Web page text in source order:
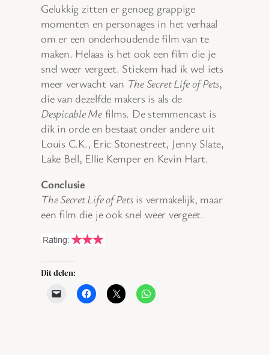
Gelukkig zitten er genoeg grappige
momenten en personages in het verhaal
om er een onderhoudende film van te
maken. Helaas is het ook een film die je
snel weer vergeet. Stiekem had ik wel iets
meer verwacht van The Secret Life of Pets,
die van dezelfde makers is als de
Despicable Mefilms. De stemmencast is
dik in orde en bestaat onder andere uit
Louis C.K., Eric Stonestreet, Jenny Slate,
Lake Bell, Ellie Kemper en Kevin Hart.
Conclusie
The Secret Life of Petsis vermakelijk, maar
een film die je ook snel weer vergeet.
Dit delen: